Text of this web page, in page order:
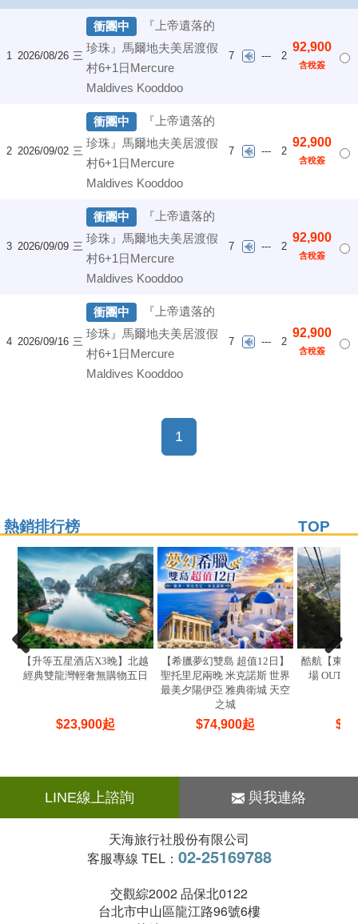
1 2026/08/26 三
衝團中
『上帝遺落的
珍珠』馬爾地夫美居渡假
村6+1日Mercure
Maldives Kooddoo
7 --- 2
92,900
含稅簽
2 2026/09/02 三
衝團中
『上帝遺落的
珍珠』馬爾地夫美居渡假
村6+1日Mercure
Maldives Kooddoo
7 --- 2
92,900
含稅簽
3 2026/09/09 三
衝團中
『上帝遺落的
珍珠』馬爾地夫美居渡假
村6+1日Mercure
Maldives Kooddoo
7 --- 2
92,900
含稅簽
4 2026/09/16 三
衝團中
『上帝遺落的
珍珠』馬爾地夫美居渡假
村6+1日Mercure
Maldives Kooddoo
7 --- 2
92,900
含稅簽
1
熱銷排行榜 TOP
【升等五星酒店X3晚】北越
經典雙龍灣輕奢無購物五日
$23,900起
【希臘夢幻雙島 超值12日】
聖托里尼兩晚 米克諾斯 世界
最美夕陽伊亞 雅典衛城 天空
之城
$74,900起
酷航【東京
場
$
LINE線上諮詢 與我連絡
天海旅行社股份有限公司
客服專線 TEL： 02-25169788
交觀綜2002 品保北0122
台北市中山區龍江路96號6樓